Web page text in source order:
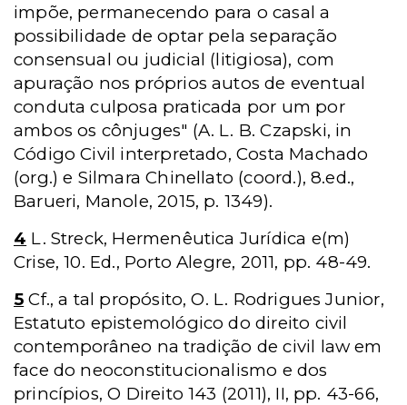
impõe, permanecendo para o casal a
possibilidade de optar pela separação
consensual ou judicial (litigiosa), com
apuração nos próprios autos de eventual
conduta culposa praticada por um por
ambos os cônjuges" (A. L. B. Czapski, in
Código Civil interpretado, Costa Machado
(org.) e Silmara Chinellato (coord.), 8.ed.,
Barueri, Manole, 2015, p. 1349).
4 L. Streck, Hermenêutica Jurídica e(m)
Crise, 10. Ed., Porto Alegre, 2011, pp. 48-49.
5 Cf., a tal propósito, O. L. Rodrigues Junior,
Estatuto epistemológico do direito civil
contemporâneo na tradição de civil law em
face do neoconstitucionalismo e dos
princípios, O Direito 143 (2011), II, pp. 43-66,